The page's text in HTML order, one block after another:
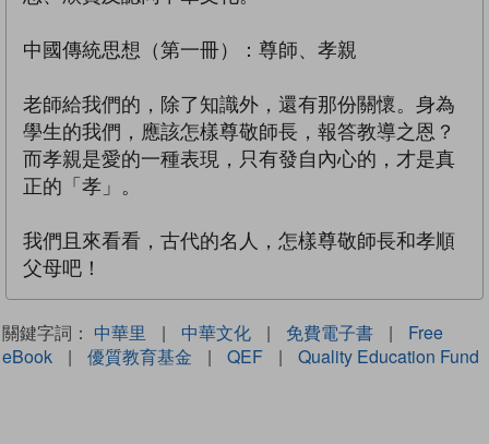
中國傳統思想（第一冊）：尊師、孝親
老師給我們的，除了知識外，還有那份關懷。身為
學生的我們，應該怎樣尊敬師長，報答教導之恩？
而孝親是愛的一種表現，只有發自內心的，才是真
正的「孝」。
我們且來看看，古代的名人，怎樣尊敬師長和孝順
父母吧！
關鍵字詞： 中華里 | 中華文化 | 免費電子書 |
Free
eBook
| 優質教育基金 | QEF | Quality Education Fund